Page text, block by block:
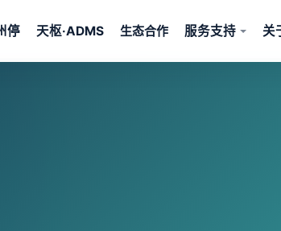
停 天枢·ADMS 服务支持 关